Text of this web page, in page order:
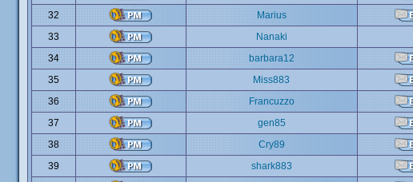
32
Marius
33
Nanaki
34
barbara12
35
Miss883
36
Francuzzo
37
gen85
38
Cry89
39
shark883